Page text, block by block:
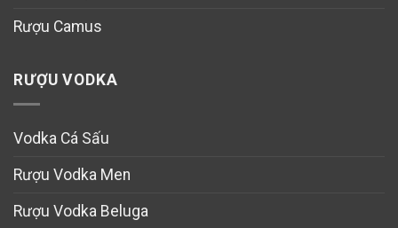
Rượu Camus
RƯỢU VODKA
Vodka Cá Sấu
Rượu Vodka Men
Rượu Vodka Beluga